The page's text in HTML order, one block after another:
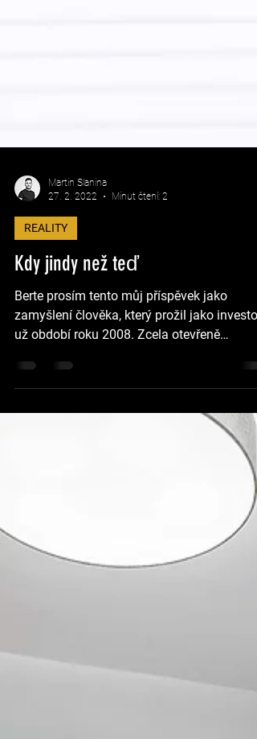
Martin Slanina
27. 2. 2022
REALITY
Kdy jindy než teď
Berte prosím tento můj příspěvek jako
už období roku 2008. Zcela otevřeně
přiznávám, že...